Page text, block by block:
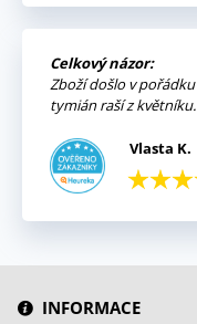
Celkový názor:
Zboží došlo v
tymián raší z květníku.
Vlasta K.
INFORMACE